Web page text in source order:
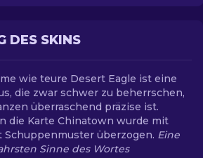
DES SKINS
wie teure Desert Eagle ist eine
die zwar schwer zu beherrschen,
überraschend präzise ist.
die Karte Chinatown wurde mit
überzogen. Eine
Sinne des Wortes